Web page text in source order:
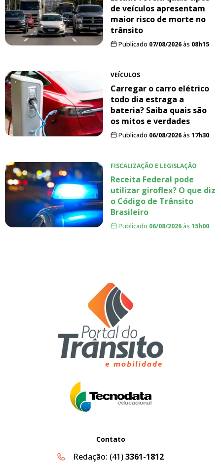
de veículos apresentam
maior risco de morte no
trânsito
Publicado 07/08/2026às 08h15
VEÍCULOS
Carregar o carro elétrico
todo dia estraga a
bateria? Saiba quais são
os mitos e verdades
Publicado 06/08/2026às 17h30
FISCALIZAÇÃO E LEGISLAÇÃO
Receita Federal pode
utilizar giroflex? O que diz
o Código de Trânsito
Brasileiro
Publicado 06/08/2026às 15h00
Contato
Redação: (41)3361-1812